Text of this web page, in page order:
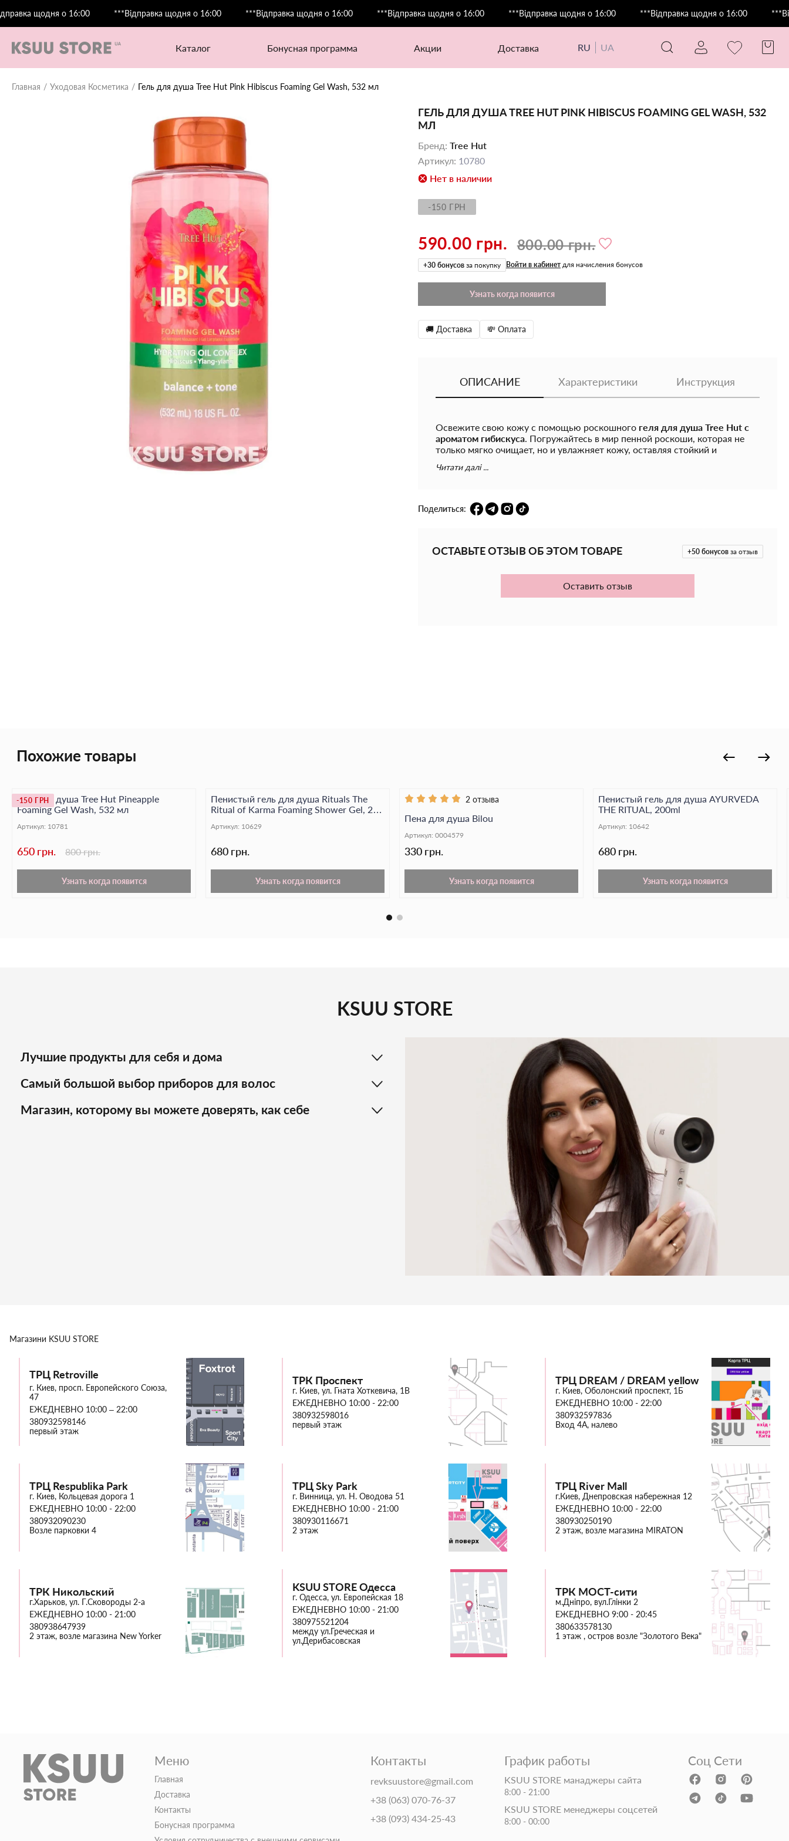
щодня о 16:00 ***Відправка щодня о 16:00 ***Відправка щодня о 16:00 ***Відправка щодня о 16:00 ***Відправка щодня о 16:00 ***Відправка щодня о 16:00
каталог бонусная программа акции доставка RU UA
Главная Уходовая Косметика Гель для душа Tree Hut Pink Hibiscus Foaming Gel Wash, 532 мл
ГЕЛЬ ДЛЯ ДУША TREE HUT PINK HIBISCUS FOAMING GEL WASH, 532
МЛ
Бренд: Tree Hut
Артикул: 10780
Нет в наличии
-150 ГРН
590.00 грн. 800.00 грн.
+30 бонусов за покупку Войти в кабинет для начисления бонусов
Узнать когда появится
🚚 Доставка 💸 Оплата
ОПИСАНИЕ Характеристики Инструкция
Освежите свою кожу с помощью роскошного геля для душа Tree Hut с
ароматом гибискуса. Погружайтесь в мир пенной роскоши, которая не
только мягко очищает, но и увлажняет кожу, оставляя стойкий и
Гель эффективно очищает кожу от загрязнений и избытка себума.
Поддерживает оптимальный водный баланс и предотвращает
Масло ши смягчает кожу, повышая ее эластичность и упругость.
Экстракт гибискуса отшелушивает и выравнивает тон кожи, придавая
ей гладкость и мягкость.
Этот гель для душа обеспечит вам непревзойденное ощущение свежести
и комфорта каждый день.
Читати далі ...
Поделиться:
+50 бонусов за отзыв
ОСТАВЬТЕ ОТЗЫВ ОБ ЭТОМ ТОВАРЕ
Оставить отзыв
Похожие товары
-150 ГРН
Гель для душа Tree Hut Pineapple
Foaming Gel Wash, 532 мл
Артикул: 10781
650 грн. 800 грн.
Узнать когда появится
Пенистый гель для душа Rituals The
Ritual of Karma Foaming Shower Gel, 200
Артикул: 10629
680 грн.
Узнать когда появится
2 отзыва
Пена для душа Bilou
Артикул: 0004579
330 грн.
Узнать когда появится
Пенистый гель для душа AYURVEDA
THE RITUAL, 200ml
Артикул: 10642
680 грн.
Узнать когда появится
KSUU STORE
Лучшие продукты для себя и дома
Самый большой выбор приборов для волос
Магазин, которому вы можете доверять, как себе
Магазини KSUU STORE
ТРЦ Retroville
г. Киев, просп. Европейского Союза,
47
ЕЖЕДНЕВНО 10:00 – 22:00
380932598146
первый этаж
ТРК Проспект
г. Киев, ул. Гната Хоткевича, 1В
ЕЖЕДНЕВНО 10:00 - 22:00
380932598016
первый этаж
ТРЦ DREAM / DREAM yellow
г. Киев, Оболонский проспект, 1Б
ЕЖЕДНЕВНО 10:00 - 22:00
380932597836
Вход 4А, налево
ТРЦ Respublika Park
г. Киев, Кольцевая дорога 1
ЕЖЕДНЕВНО 10:00 - 22:00
380932090230
Возле парковки 4
ТРЦ Sky Park
г. Винница, ул. Н. Оводова 51
ЕЖЕДНЕВНО 10:00 - 21:00
380930116671
2 этаж
ТРЦ River Mall
г.Киев, Днепровская набережная 12
ЕЖЕДНЕВНО 10:00 - 22:00
380930250190
2 этаж, возле магазина MIRATON
ТРК Никольский
г.Харьков, ул. Г.Сковороды 2-а
ЕЖЕДНЕВНО 10:00 - 21:00
380938647939
2 этаж, возле магазина New Yorker
KSUU STORE Одесса
г. Одесса, ул. Европейская 18
ЕЖЕДНЕВНО 10:00 - 21:00
380975521204
между ул.Греческая и
ул.Дерибасовская
ТРК МОСТ-сити
м.Дніпро, вул.Глінки 2
ЕЖЕДНЕВНО 9:00 - 20:45
380633578130
1 этаж , остров возле "Золотого Века"
Меню
Главная
Доставка
Контакты
Бонусная программа
Контакты
revksuustore@gmail.com
+38 (063) 070-76-37
+38 (093) 434-25-43
График работы
KSUU STORE манаджеры сайта
8:00 - 21:00
KSUU STORE менеджеры соцсетей
8:00 - 00:00
Соц Сети